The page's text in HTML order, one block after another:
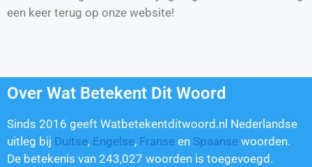
een keer terug op onze website!
Over Wat Betekent Dit Woord
Sinds 2016 geeft Watbetekentditwoord.nl Nederlandse
uitleg bij Duitse, Engelse, Franse en Spaanse woorden.
De betekenis van 243,027 woorden is toegevoegd.